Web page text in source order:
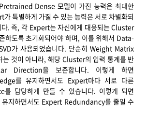
Dense 모델이 가진 능력은 최대한
특별하게 가질 수 있는 능력은 서로 차별화되
다. 즉, 각 Expert는 자신에게 대응되는 Cluster
하도록 초기화되어야 하며, 이를 위해서 Data-
가 사용되었습니다. 단순히 Weight Matrix
는 것이 아니라, 해당 Cluster의 입력 통계를 반
Direction을 보존합니다. 이렇게 하면
를 유지하면서도 Expert마다 서로 다른
담당하게 만들 수 있습니다. 이렇게 되면
지하면서도 Expert Redundancy를 줄일 수